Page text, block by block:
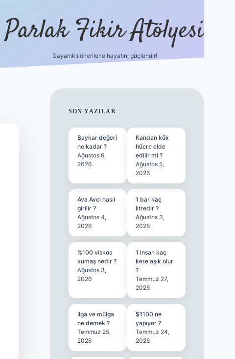
Parlak Fikir Atölyesi
Dayanıklı önerilerle hayatını güçlendir!
SIDEBAR
SON YAZILAR
Baykar değeri
ne kadar ?
Ağustos 6,
2026
Kandan kök
hücre elde
edilir mi ?
Ağustos 5,
2026
Ava Avcı nasıl
girilir ?
Ağustos 4,
2026
1 bar kaç
litredir ?
Ağustos 3,
2026
%100 viskos
kumaş nedir ?
Ağustos 3,
2026
1 insan kaç
kere aşık olur
?
Temmuz 27,
2026
Ilga ve mülga
ne demek ?
Temmuz 25,
2026
$1100 ne
yapıyor ?
Temmuz 24,
2026
ilbet